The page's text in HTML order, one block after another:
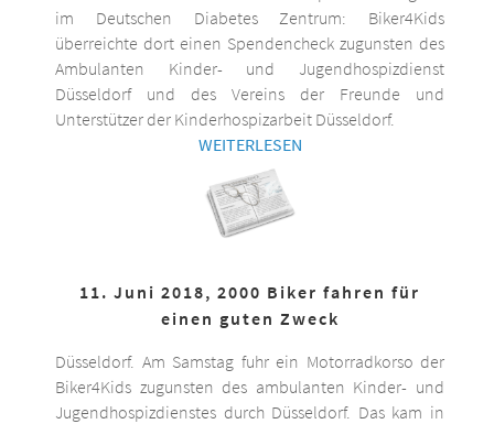
im Deutschen Diabetes Zentrum: Biker4Kids
überreichte dort einen Spendencheck zugunsten des
Ambulanten Kinder- und Jugendhospizdienst
Düsseldorf und des Vereins der Freunde und
Unterstützer der Kinderhospizarbeit Düsseldorf.
WEITERLESEN
11. Juni 2018, 2000 Biker fahren für
einen guten Zweck
Düsseldorf. Am Samstag fuhr ein Motorradkorso der
Biker4Kids zugunsten des ambulanten Kinder- und
Jugendhospizdienstes durch Düsseldorf. Das kam in